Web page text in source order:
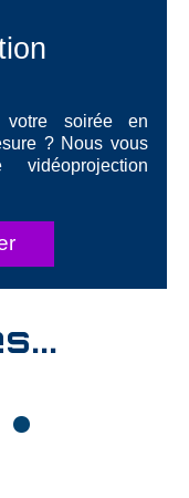
votre soirée en
? Nous vous